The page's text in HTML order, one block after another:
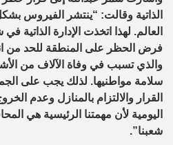
الذاتية وقالت: “ينتشر الفيروس
العالم. لهذا اتخذت الإدارة
فرض الحظر على المنطقة للحد من
والذي تسبب في وفاة الآلاف من
سلامة مواطنيها. لذلك يجب على
القرار والالتزام بالمنازل وعدم
اليومية لأن مهمتنا الرئيسية هي
شعبنا”.